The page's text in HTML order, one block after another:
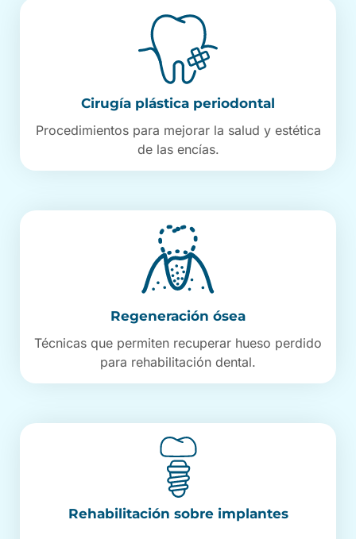
Cirugía plástica periodontal
Procedimientos para mejorar la salud y estética
de las encías.
Regeneración ósea
Técnicas que permiten recuperar hueso perdido
para rehabilitación dental.
Rehabilitación sobre implantes